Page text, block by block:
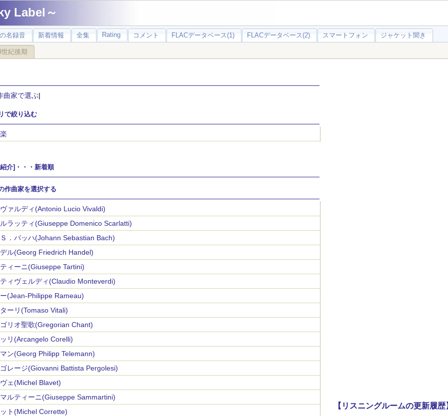
Label～
名録音 新着情報 全集 Rating コメント FLACデータベース(1) FLACデータベース(2) スマートフォン ジャケット聞き
世紀後期
曲家で選ぶ|
で絞り込む
介]・・・新着順
作曲家を選択する
ァルディ(Antonio Lucio Vivaldi)
ラッティ(Giuseppe Domenico Scarlatti)
Ｓ．バッハ(Johann Sebastian Bach)
ル(Georg Friedrich Handel)
ィーニ(Giuseppe Tartini)
ィヴェルディ(Claudio Monteverdi)
(Jean-Philippe Rameau)
ーリ(Tomaso Vitali)
リオ聖歌(Gregorian Chant)
リ(Arcangelo Corelli)
ン(Georg Philipp Telemann)
レージ(Giovanni Battista Pergolesi)
ェ(Michel Blavet)
ルティーニ(Giuseppe Sammartini)
ト(Michel Corrette)
【リスニングルームの更新履歴